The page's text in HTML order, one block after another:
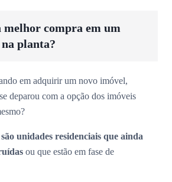
melhor compra em um
planta?
em adquirir um novo imóvel,
deparou com a opção dos imóveis
são unidades residenciais que ainda
ou que estão em fase de